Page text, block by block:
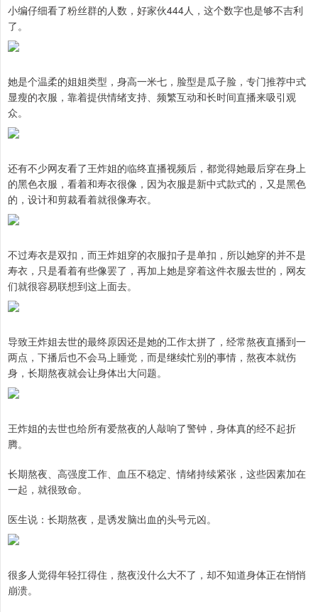
小编仔细看了粉丝群的人数，好家伙444人，这个数字也是够不吉利
了。
她是个温柔的姐姐类型，身高一米七，脸型是瓜子脸，专门推荐中式
显瘦的衣服，靠着提供情绪支持、频繁互动和长时间直播来吸引观
众。
还有不少网友看了王炸姐的临终直播视频后，都觉得她最后穿在身上
的黑色衣服，看着和寿衣很像，因为衣服是新中式款式的，又是黑色
的，设计和剪裁看着就很像寿衣。
不过寿衣是双扣，而王炸姐穿的衣服扣子是单扣，所以她穿的并不是
寿衣，只是看着有些像罢了，再加上她是穿着这件衣服去世的，网友
们就很容易联想到这上面去。
导致王炸姐去世的最终原因还是她的工作太拼了，经常熬夜直播到一
两点，下播后也不会马上睡觉，而是继续忙别的事情，熬夜本就伤
身，长期熬夜就会让身体出大问题。
王炸姐的去世也给所有爱熬夜的人敲响了警钟，身体真的经不起折
腾。
长期熬夜、高强度工作、血压不稳定、情绪持续紧张，这些因素加在
一起，就很致命。
医生说：长期熬夜，是诱发脑出血的头号元凶。
很多人觉得年轻扛得住，熬夜没什么大不了，却不知道身体正在悄悄
崩溃。